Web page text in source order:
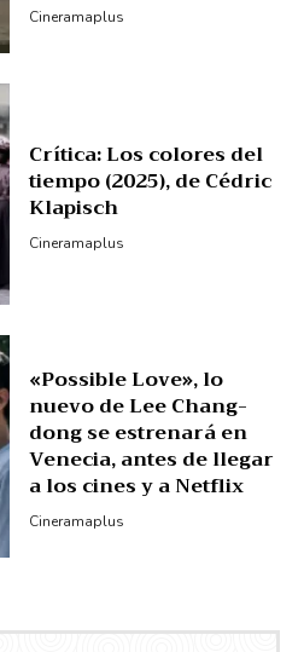
Cineramaplus
Crítica: Los colores del
tiempo (2025), de Cédric
Klapisch
Cineramaplus
«Possible Love», lo
nuevo de Lee Chang-
dong se estrenará en
Venecia, antes de llegar
a los cines y a Netflix
Cineramaplus